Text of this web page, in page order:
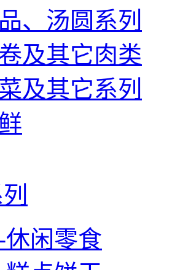
、汤圆系列
及其它肉类
及其它系列
休闲零食